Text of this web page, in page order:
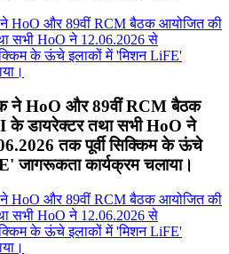
ने HoO और 89वीं RCM बैठक
के डायरेक्टर तथा सभी HoO ने
तक पूर्वी सिक्किम के ऊंचे
जागरूकता कार्यक्रम चलाया।